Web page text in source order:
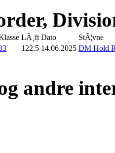
LÃ¸ft Dato
StÃ¦vne
122.5 14.06.2025 DM Hold
andre